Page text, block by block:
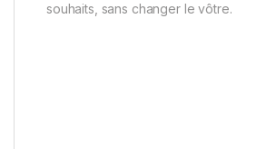
souhaits, sans changer le vôtre.